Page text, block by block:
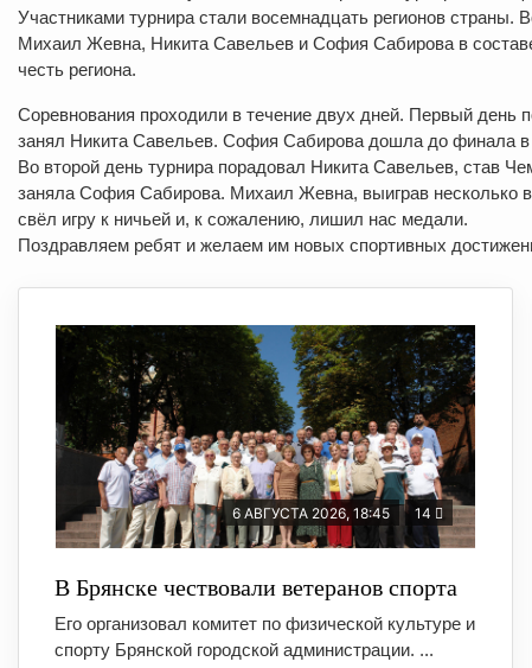
Участниками турнира стали восемнадцать регионов
Михаил Жевна, Никита Савельев и София Сабирова в
честь региона.
Соревнования проходили в течение двух дней. Первый день
занял Никита Савельев. София Сабирова дошла до финала в
Во второй день турнира порадовал Никита Савельев, став
заняла София Сабирова. Михаил Жевна, выиграв несколько
свёл игру к ничьей и, к сожалению, лишил нас медали.
Поздравляем ребят и желаем им новых спортивных
6 АВГУСТА 2026, 18:45 14
В Брянске чествовали ветеранов спорта
Его организовал комитет по физической культуре и
спорту Брянской городской администрации. ...